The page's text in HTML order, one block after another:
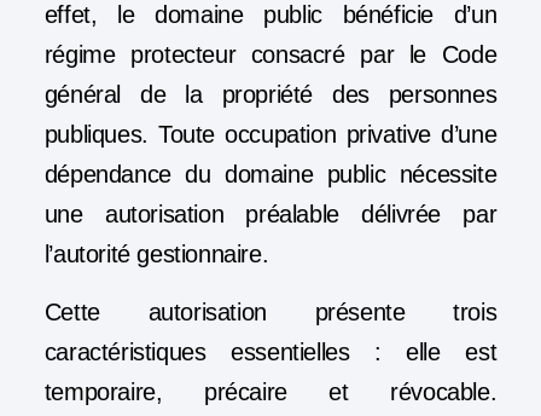
effet, le domaine public bénéficie d’un
régime protecteur consacré par le Code
général de la propriété des personnes
publiques. Toute occupation privative d’une
dépendance du domaine public nécessite
une autorisation préalable délivrée par
l’autorité gestionnaire.
Cette autorisation présente trois
caractéristiques essentielles : elle est
temporaire, précaire et révocable.